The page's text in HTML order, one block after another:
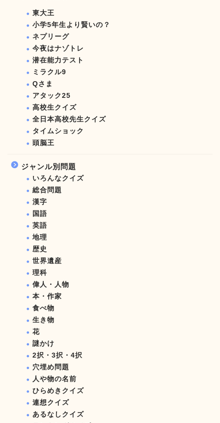
東大王
小学5年生より賢いの？
ネプリーグ
今夜はナゾトレ
潜在能力テスト
ミラクル9
Qさま
アタック25
高校生クイズ
全日本高校先生クイズ
タイムショック
頭脳王
ジャンル別問題
いろんなクイズ
総合問題
漢字
国語
英語
地理
歴史
世界遺産
理科
偉人・人物
本・作家
食べ物
生き物
花
謎かけ
2択・3択・4択
穴埋め問題
人や物の名前
ひらめきクイズ
連想クイズ
あるなしクイズ